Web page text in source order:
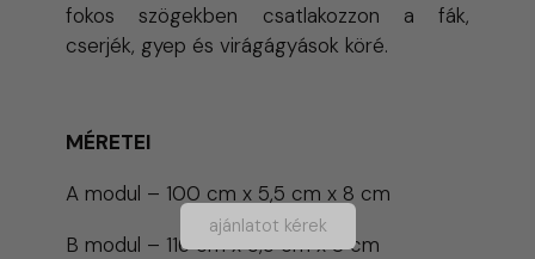
fokos szögekben csatlakozzon a fák,
cserjék, gyep és virágágyások köré.
MÉRETEI
A modul – 100 cm x 5,5 cm x 8 cm
B modul – 116 cm x 5,5 cm x 8 cm
ajánlatot kérek